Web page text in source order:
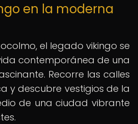
en la moderna
el legado vikingo se
contemporánea de una
Recorre las calles
y descubre vestigios de la
de una ciudad vibrante